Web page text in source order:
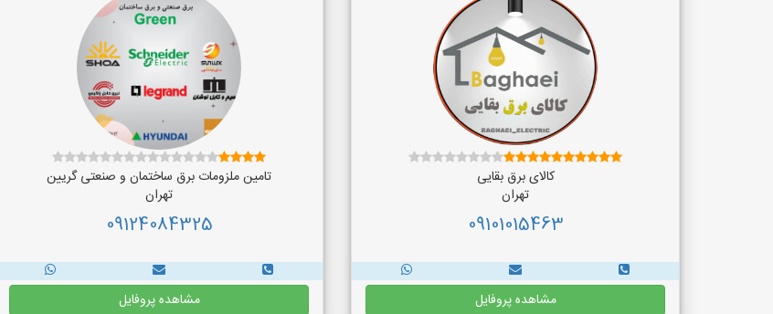
کالای برق بقایی
تهران
09101015463
مشاهده پروفایل
تامین ملزومات برق ساختمان و صنعتی گریین
تهران
09124084325
مشاهده پروفایل